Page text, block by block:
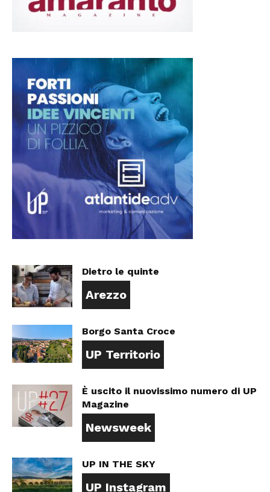
Dietro le quinte
Arezzo
Borgo Santa Croce
UP Territorio
È uscito il nuovissimo numero di UP
Magazine
Newsweek
UP IN THE SKY
UP Instagram